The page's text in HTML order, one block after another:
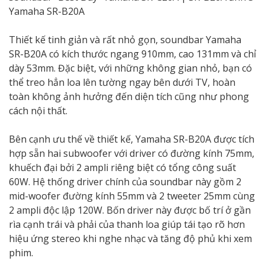
Yamaha SR-B20A
Thiết kế tinh giản và rất nhỏ gọn, soundbar Yamaha
SR-B20A có kích thước ngang 910mm, cao 131mm và chỉ
dày 53mm. Đặc biệt, với những không gian nhỏ, bạn có
thể treo hẳn loa lên tường ngay bên dưới TV, hoàn
toàn không ảnh hưởng đến diện tích cũng như phong
cách nội thất.
Bên cạnh ưu thế về thiết kế, Yamaha SR-B20A được tích
hợp sẵn hai subwoofer với driver có đường kính 75mm,
khuếch đại bởi 2 ampli riêng biệt có tổng công suất
60W. Hệ thống driver chính của soundbar này gồm 2
mid-woofer đường kính 55mm và 2 tweeter 25mm cùng
2 ampli độc lập 120W. Bốn driver này được bố trí ở gần
rìa cạnh trái và phải của thanh loa giúp tái tạo rõ hơn
hiệu ứng stereo khi nghe nhạc và tăng độ phủ khi xem
phim.